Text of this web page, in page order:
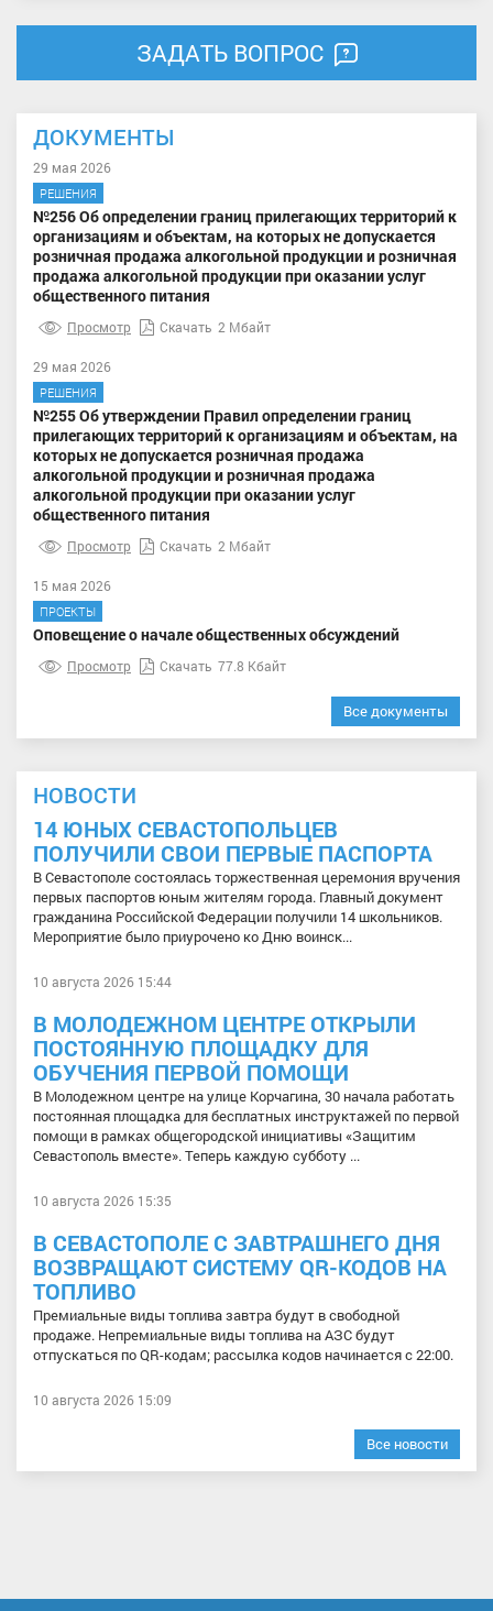
ЗАДАТЬ ВОПРОС
ДОКУМЕНТЫ
29 мая 2026
РЕШЕНИЯ
№256 Об определении границ прилегающих территорий к
организациям и объектам, на которых не допускается
розничная продажа алкогольной продукции и розничная
продажа алкогольной продукции при оказании услуг
общественного питания
Просмотр Скачать 2 Мбайт
29 мая 2026
РЕШЕНИЯ
№255 Об утверждении Правил определении границ
прилегающих территорий к организациям и объектам, на
которых не допускается розничная продажа
алкогольной продукции и розничная продажа
алкогольной продукции при оказании услуг
общественного питания
Просмотр Скачать 2 Мбайт
15 мая 2026
ПРОЕКТЫ
Оповещение о начале общественных обсуждений
Просмотр Скачать 77.8 Кбайт
Все документы
НОВОСТИ
14 ЮНЫХ СЕВАСТОПОЛЬЦЕВ
ПОЛУЧИЛИ СВОИ ПЕРВЫЕ ПАСПОРТА
В Севастополе состоялась торжественная церемония вручения
первых паспортов юным жителям города. Главный документ
гражданина Российской Федерации получили 14 школьников.
Мероприятие было приурочено ко Дню воинск...
10 августа 2026 15:44
В МОЛОДЕЖНОМ ЦЕНТРЕ ОТКРЫЛИ
ПОСТОЯННУЮ ПЛОЩАДКУ ДЛЯ
ОБУЧЕНИЯ ПЕРВОЙ ПОМОЩИ
В Молодежном центре на улице Корчагина, 30 начала работать
постоянная площадка для бесплатных инструктажей по первой
помощи в рамках общегородской инициативы «Защитим
Севастополь вместе». Теперь каждую субботу ...
10 августа 2026 15:35
В СЕВАСТОПОЛЕ С ЗАВТРАШНЕГО ДНЯ
ВОЗВРАЩАЮТ СИСТЕМУ QR-КОДОВ НА
ТОПЛИВО
Премиальные виды топлива завтра будут в свободной
продаже. Непремиальные виды топлива на АЗС будут
отпускаться по QR-кодам; рассылка кодов начинается с 22:00.
10 августа 2026 15:09
Все новости